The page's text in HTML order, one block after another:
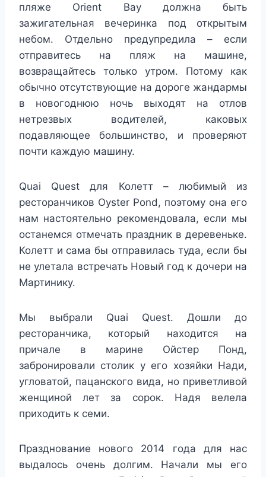
пляже Orient Bay должна быть
зажигательная вечеринка под открытым
небом. Отдельно предупредила – если
отправитесь на пляж на машине,
возвращайтесь только утром. Потому как
обычно отсутствующие на дороге жандармы
в новогоднюю ночь выходят на отлов
нетрезвых водителей, каковых
подавляющее большинство, и проверяют
почти каждую машину.
Quai Quest для Колетт – любимый из
ресторанчиков Oyster Pond, поэтому она его
нам настоятельно рекомендовала, если мы
останемся отмечать праздник в деревеньке.
Колетт и сама бы отправилась туда, если бы
не улетала встречать Новый год к дочери на
Мартинику.
Мы выбрали Quai Quest. Дошли до
ресторанчика, который находится на
причале в марине Ойстер Понд,
забронировали столик у его хозяйки Нади,
угловатой, пацанского вида, но приветливой
женщиной лет за сорок. Надя велела
приходить к семи.
Празднование нового 2014 года для нас
выдалось очень долгим. Начали мы его